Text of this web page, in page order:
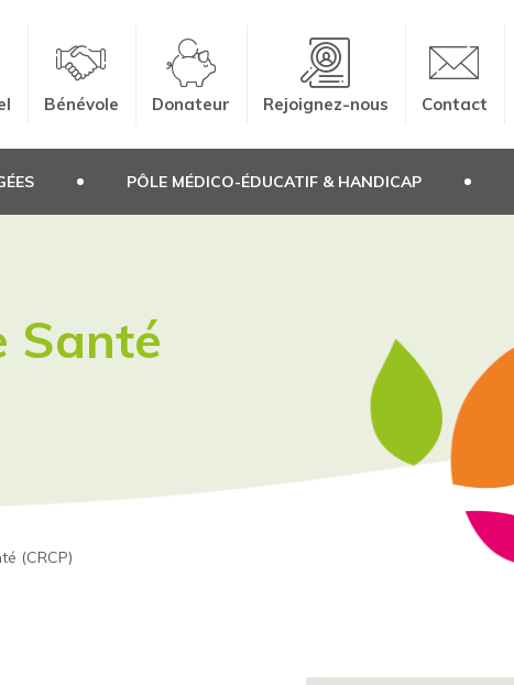
Bénévole Donateur Rejoignez-nous Contact
PÔLE MÉDICO-ÉDUCATIF & HANDICAP
Santé
(CRCP)